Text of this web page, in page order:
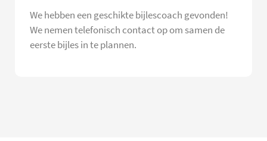
We hebben een geschikte bijlescoach gevonden!
We nemen telefonisch contact op om samen de
eerste bijles in te plannen.